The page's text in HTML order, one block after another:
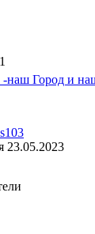
1
-наш Город и
23.05.2023